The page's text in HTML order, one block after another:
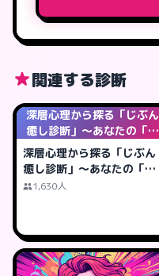
関連する診断
深層心理から探る「じぶん
癒し診断」～あなたの「癒
しの鍵」は何?
深層心理から探る「じぶん
癒し診断」～あなたの「癒
しの鍵」は何?
1,630人